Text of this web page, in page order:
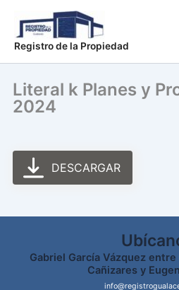
contenido
Registro de la Propiedad
Literal k Planes y
2024
DESCARGAR
Gabriel García Vázquez
Cañizares y